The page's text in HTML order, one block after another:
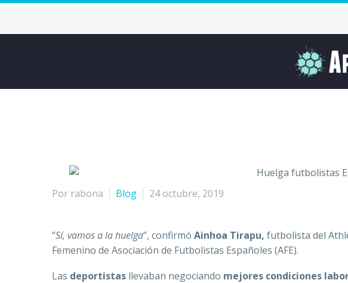
Por rabona Blog 24 octubre, 2019
“Sí, vamos a la huelga”, confirmó Ainhoa Tirapu, futbolista del
Femenino de Asociación de Futbolistas Españoles (AFE).
Las deportistas llevaban negociando mejores condiciones